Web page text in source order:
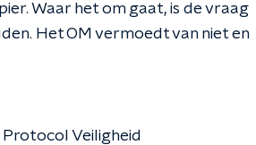
Waar het om gaat, is de vraag
Het OM vermoedt van niet en
Veiligheid